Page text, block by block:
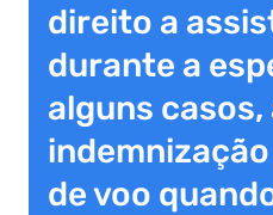
direito a
durante a
alguns casos,
de voo